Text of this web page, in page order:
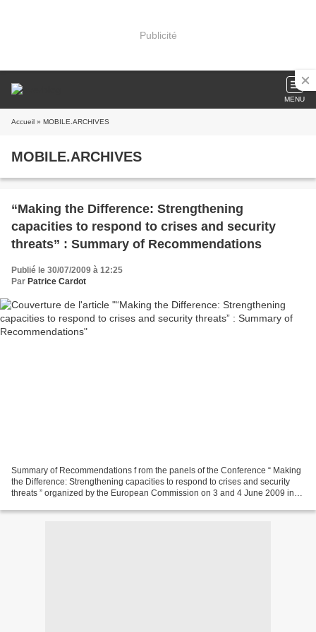
Publicité
MENU
Accueil » MOBILE.ARCHIVES
MOBILE.ARCHIVES
“Making the Difference: Strengthening
capacities to respond to crises and security
threats” : Summary of Recommendations
Publié le 30/07/2009 à 12:25
Par Patrice Cardot
Summary of Recommendations f rom the panels of the Conference “ Making
the Difference: Strengthening capacities to respond to crises and security
threats ” organized by the European Commission on 3 and 4 June 2009 in